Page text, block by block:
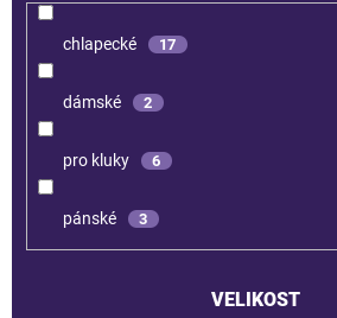
chlapecké 17
dámské 2
pro kluky 6
pánské 3
VELIKOST